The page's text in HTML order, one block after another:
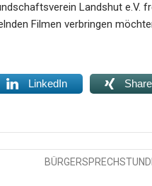
Landshut e.V.
Filmen verbringen
LinkedIn Share